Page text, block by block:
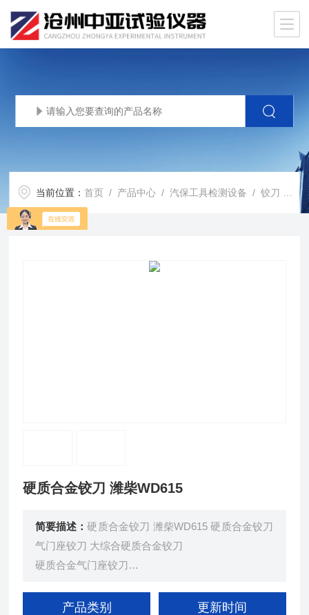
当前位置：首页 / 产品中心 /汽保工具检测设备 /铰刀
硬质合金铰刀 潍柴WD615
简要描述：硬质合金铰刀 潍柴WD615 硬质合金铰刀
气门座铰刀 大综合硬质合金铰刀
硬质合金气门座铰刀
适用车型：产品类别 更新时间